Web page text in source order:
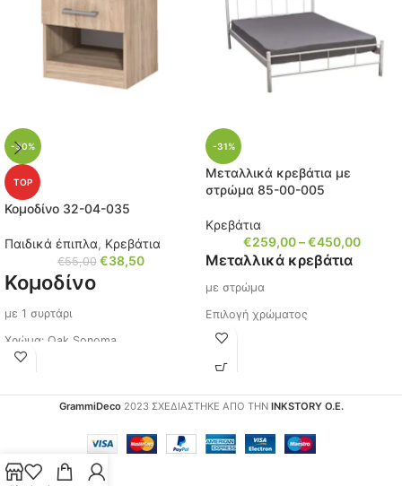
-30%
TOP
Κομοδίνο 32-04-035
Παιδικά έπιπλα, Κρεβάτια
€55,00 €38,50
Κομοδίνο
με 1 συρτάρι
Χρώμα: Oak Sonoma
Κωδικός: 32-04-035
συρτάρια, πατήστε τον
κωδικό (32-04-055
-31%
Μεταλλικά κρεβάτια με
στρώμα 85-00-005
Κρεβάτια
€259,00 – €450,00
Μεταλλικά κρεβάτια
με στρώμα
Επιλογή χρώματος
Στρώμα με ενσωματωμένη
(Δεν χρειάζεται σανίδες)
Στρώμα μέτριας σκληρότητας.
Επιλέξτε της διαστάσεις που
GrammiDeco 2023 ΣΧΕΔΙΑΣΤΗΚΕ ΑΠΟ ΤΗΝ INKSTORY Ο.Ε.